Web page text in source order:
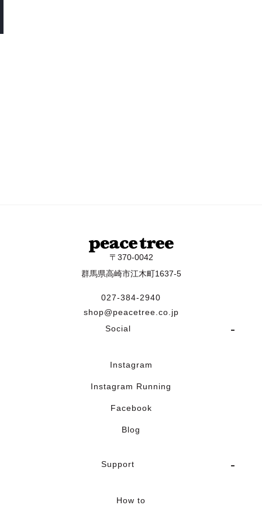
〒370-0042
群馬県高崎市江木町1637-5
027-384-2940
shop@peacetree.co.jp
Social
Instagram
Instagram Running
Facebook
Blog
Support
How to